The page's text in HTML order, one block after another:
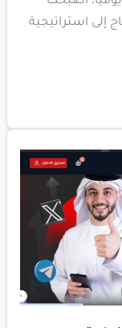
إلى استراتيجية